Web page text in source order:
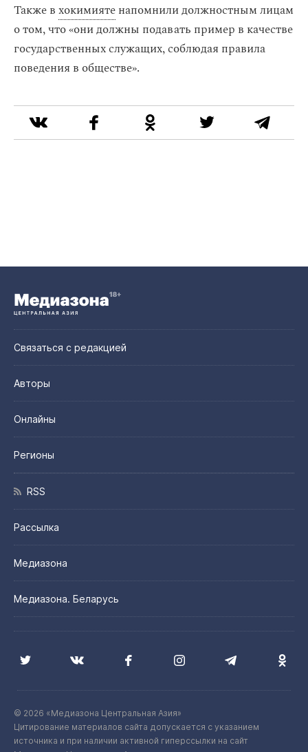
Также вхокимиятенапомнили должностным лицам
о том, что «они должны подавать пример в качестве
государственных служащих, соблюдая правила
поведения в обществе».
Связаться с редакцией
Авторы
Онлайны
Регионы
RSS
Рассылка
Медиазона
Медиазона. Беларусь
© 2026 «Медиазона Центральная Азия»
Цитирование материалов сайта допускается с указанием
источника и при наличии активной гиперссылки на сайт